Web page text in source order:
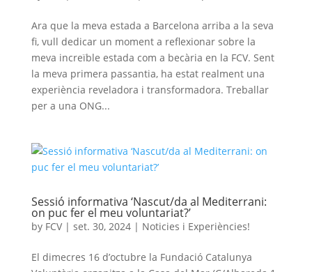
Ara que la meva estada a Barcelona arriba a la seva
fi, vull dedicar un moment a reflexionar sobre la
meva increïble estada com a becària en la FCV. Sent
la meva primera passantia, ha estat realment una
experiència reveladora i transformadora. Treballar
per a una ONG...
Sessió informativa ‘Nascut/da al Mediterrani:
on puc fer el meu voluntariat?’
by FCV| set. 30, 2024| Noticies i Experiències!
El dimecres 16 d’octubre la Fundació Catalunya